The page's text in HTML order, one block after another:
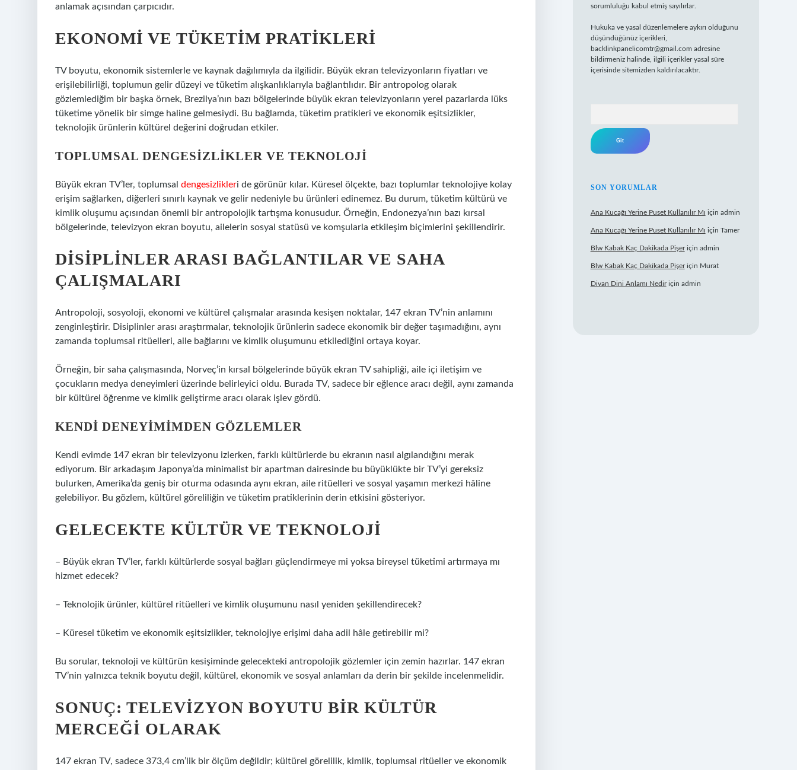
anlamak açısından çarpıcıdır.
EKONOMI VE TÜKETIM PRATIKLERI
TV boyutu, ekonomik sistemlerle ve kaynak dağılımıyla da ilgilidir. Büyük ekran televizyonların fiyatları ve
erişilebilirliği, toplumun gelir düzeyi ve tüketim alışkanlıklarıyla bağlantılıdır. Bir antropolog olarak
gözlemlediğim bir başka örnek, Brezilya’nın bazı bölgelerinde büyük ekran televizyonların yerel pazarlarda lüks
tüketime yönelik bir simge haline gelmesiydi. Bu bağlamda, tüketim pratikleri ve ekonomik eşitsizlikler,
teknolojik ürünlerin kültürel değerini doğrudan etkiler.
TOPLUMSAL DENGESIZLIKLER VE TEKNOLOJI
Büyük ekran TV’ler, toplumsal dengesizlikleri de görünür kılar. Küresel ölçekte, bazı toplumlar teknolojiye kolay
erişim sağlarken, diğerleri sınırlı kaynak ve gelir nedeniyle bu ürünleri edinemez. Bu durum, tüketim kültürü ve
kimlik oluşumu açısından önemli bir antropolojik tartışma konusudur. Örneğin, Endonezya’nın bazı kırsal
bölgelerinde, televizyon ekran boyutu, ailelerin sosyal statüsü ve komşularla etkileşim biçimlerini şekillendirir.
DISIPLINLER ARASI BAĞLANTILAR VE SAHA
ÇALIŞMALARI
Antropoloji, sosyoloji, ekonomi ve kültürel çalışmalar arasında kesişen noktalar, 147 ekran TV’nin anlamını
zenginleştirir. Disiplinler arası araştırmalar, teknolojik ürünlerin sadece ekonomik bir değer taşımadığını, aynı
zamanda toplumsal ritüelleri, aile bağlarını ve kimlik oluşumunu etkilediğini ortaya koyar.
Örneğin, bir saha çalışmasında, Norveç’in kırsal bölgelerinde büyük ekran TV sahipliği, aile içi iletişim ve
çocukların medya deneyimleri üzerinde belirleyici oldu. Burada TV, sadece bir eğlence aracı değil, aynı zamanda
bir kültürel öğrenme ve kimlik geliştirme aracı olarak işlev gördü.
KENDI DENEYIMIMDEN GÖZLEMLER
Kendi evimde 147 ekran bir televizyonu izlerken, farklı kültürlerde bu ekranın nasıl algılandığını merak
ediyorum. Bir arkadaşım Japonya’da minimalist bir apartman dairesinde bu büyüklükte bir TV’yi gereksiz
bulurken, Amerika’da geniş bir oturma odasında aynı ekran, aile ritüelleri ve sosyal yaşamın merkezi hâline
gelebiliyor. Bu gözlem, kültürel göreliliğin ve tüketim pratiklerinin derin etkisini gösteriyor.
GELECEKTE KÜLTÜR VE TEKNOLOJI
– Büyük ekran TV’ler, farklı kültürlerde sosyal bağları güçlendirmeye mi yoksa bireysel tüketimi artırmaya mı
hizmet edecek?
– Teknolojik ürünler, kültürel ritüelleri ve kimlik oluşumunu nasıl yeniden şekillendirecek?
– Küresel tüketim ve ekonomik eşitsizlikler, teknolojiye erişimi daha adil hâle getirebilir mi?
Bu sorular, teknoloji ve kültürün kesişiminde gelecekteki antropolojik gözlemler için zemin hazırlar. 147 ekran
TV’nin yalnızca teknik boyutu değil, kültürel, ekonomik ve sosyal anlamları da derin bir şekilde incelenmelidir.
SONUÇ: TELEVIZYON BOYUTU BIR KÜLTÜR
MERCEĞI OLARAK
147 ekran TV, sadece 373,4 cm’lik bir ölçüm değildir; kültürel görelilik, kimlik, toplumsal ritüeller ve ekonomik
sorumluluğu kabul etmiş sayılırlar.
Hukuka ve yasal düzenlemelere aykırı olduğunu
düşündüğünüz içerikleri,
backlinkpanelicomtr@gmail.com adresine
bildirmeniz halinde, ilgili içerikler yasal süre
içerisinde sitemizden kaldırılacaktır.
SON YORUMLAR
Ana Kucağı Yerine Puset Kullanılır Mı için admin
Ana Kucağı Yerine Puset Kullanılır Mı için Tamer
Blw Kabak Kaç Dakikada Pişeriçin admin
Blw Kabak Kaç Dakikada Pişeriçin Murat
Divan Dini Anlamı Nediriçin admin